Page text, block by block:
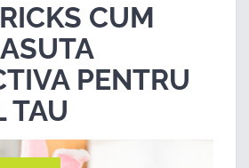
CUM
PENTRU
TAU